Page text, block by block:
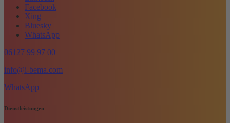
Facebook
Xing
Bluesky
WhatsApp
06127 99 97 00
info@i-bema.com
WhatsApp
Dienstleistungen